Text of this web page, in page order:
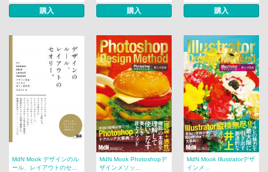
購入 購入 購入
MdN Mook デザインのル
ール、レイアウトのセ...
MdN Mook Photoshopデ
ザインメソッ...
MdN Mook Illustratorデザ
インメ...